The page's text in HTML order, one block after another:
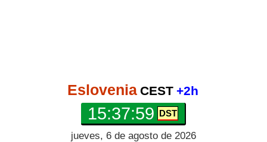
Eslovenia CEST +2h
15:37:59
jueves, 6 de agosto de 2026